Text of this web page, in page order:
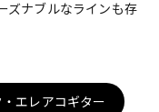
ナブルなラインも存
エレアコギター